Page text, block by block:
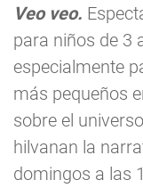
Veo veo.
para niños de 3
especialmente
más pequeños
sobre el
hilvanan la
domingos a las